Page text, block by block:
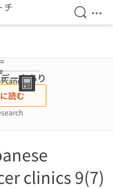
検索を
メ
cancer
ータあり
読む
clinics 9(7)